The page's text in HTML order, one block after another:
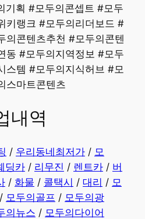
기획 #모두의콘셉트 #모두
키랭크 #모두의리더보드 #
의콘텐츠추천 #모두의콘텐
동 #모두의지역정보 #모두
스템 #모두의지식허브 #모
스마트콘텐츠
내역
/ 우리동네최저가 / 모
딩카 / 리무진 / 렌트카 / 버
/ 화물 / 콜택시 / 대리 / 모
/ 모두의골프 / 모두의광
의뉴스 / 모두의다이어